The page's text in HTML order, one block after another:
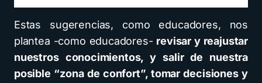
Estas sugerencias, como educadores, nos
plantea -como educadores- revisar y reajustar
nuestros conocimientos, y salir de nuestra
posible “zona de confort”, tomar decisiones y